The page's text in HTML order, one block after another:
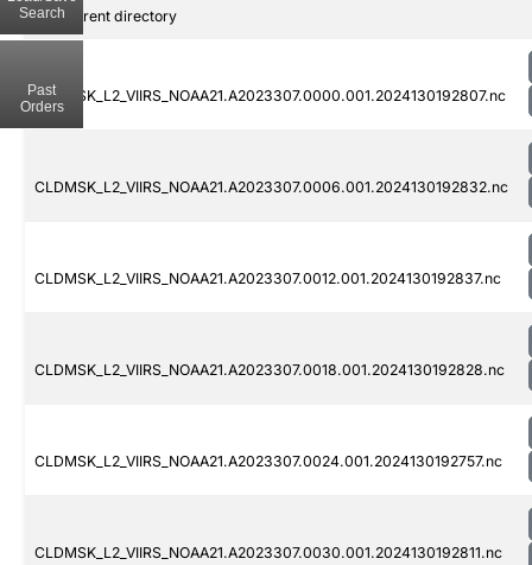
.. Parent directory
CLDMSK_L2_VIIRS_NOAA21.A2023307.0000.001.2024130192807.nc
CLDMSK_L2_VIIRS_NOAA21.A2023307.0006.001.2024130192832.nc
CLDMSK_L2_VIIRS_NOAA21.A2023307.0012.001.2024130192837.nc
CLDMSK_L2_VIIRS_NOAA21.A2023307.0018.001.2024130192828.nc
CLDMSK_L2_VIIRS_NOAA21.A2023307.0024.001.2024130192757.nc
CLDMSK_L2_VIIRS_NOAA21.A2023307.0030.001.2024130192811.nc
Search
Past
Orders